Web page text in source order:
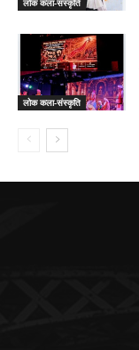
लोक कला-संस्कृति
लोक कला-संस्कृति